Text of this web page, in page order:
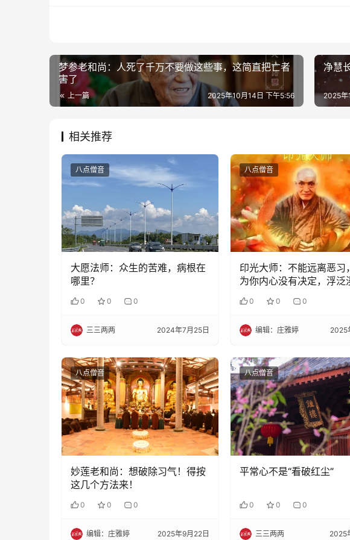
梦参老和尚：人死了千万不要做这些事，这简直把亡者
害了
上一篇 2025年10月14日 下午5:56
净慧
2025年
相关推荐
八点僧音
大愿法师：众生的苦难，病根在
哪里？
0 0 0
三三两两 2024年7月25日
八点僧音
印光大师：不能远离恶习
为你内心没有决定，浮泛
缓
0 0 0
编辑：庄雅婷 2025
八点僧音
妙莲老和尚：想破除习气！得按
这几个方法来！
0 0 0
编辑：庄雅婷 2025年9月22日
八点僧音
平常心不是“看破红尘”
0 0 0
三三两两 2025